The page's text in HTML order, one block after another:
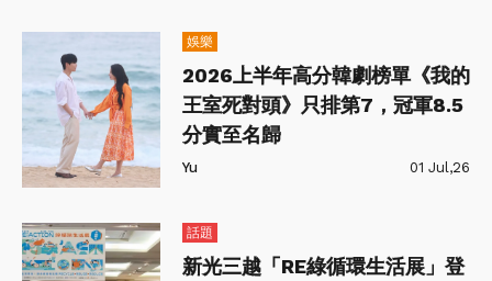
娛樂
2026上半年高分韓劇榜單《我的
王室死對頭》只排第7，冠軍8.5
分實至名歸
Yu 01 Jul,26
話題
新光三越「RE綠循環生活展」登